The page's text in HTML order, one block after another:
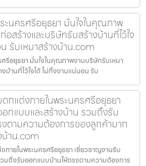
นครศรีอยุธยา มั่นใจในคุณภาพ
สร้างและบริษัทรับสร้างบ้านที่ไว้ใจ
รับเหมาสร้างบ้าน.com
รีอยุธยา มั่นใจในคุณภาพงานบริษัทรับเหมา
บ้านที่ไว้ใจได้ ไม่ทิ้งงานแน่นอน รับ
กแต่งภายในพระนครศรีอยุธยา
กแบบและสร้างบ้าน รวมถึงรับ
ตามความต้องการของลูกค้ามาก
าน.com
ภายในพระนครศรีอยุธยา เชี่ยวชาญงานรับ
มถึงรับออกแบบบ้านให้ตรงตามความต้องการ